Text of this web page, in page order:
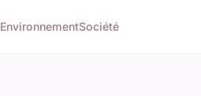
EnvironnementSociété